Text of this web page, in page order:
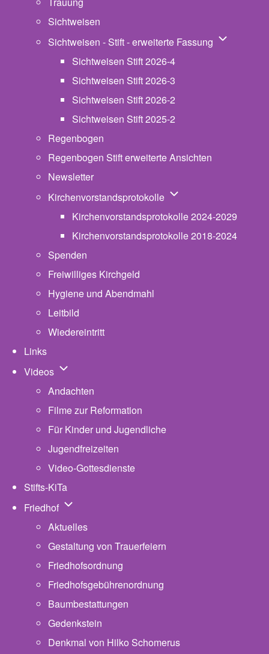
Sichtweisen
Sichtweisen - Stift - erweiterte Fassung
Sichtweisen Stift 2026-4
Sichtweisen Stift 2026-3
Sichtweisen Stift 2026-2
Sichtweisen Stift 2025-2
Regenbogen
Regenbogen Stift erweiterte Ansichten
Newsletter
Kirchenvorstandsprotokolle Unternavigation von
Kirchenvorstandsprotokolle 2024-2029
Kirchenvorstandsprotokolle 2018-2024
Spenden
Freiwilliges Kirchgeld
Hygiene und Abendmahl
Leitbild
Wiedereintritt
Links
Videos Unternavigation von Videos
Andachten
Filme zur Reformation
Für Kinder und Jugendliche
Jugendfreizeiten
Video-Gottesdienste
Stifts-KiTa
Friedhof Unternavigation von Friedhof
Aktuelles
Gestaltung von Trauerfeiern
Friedhofsordnung
Friedhofsgebührenordnung
Baumbestattungen
Gedenkstein
Denkmal von Hilko Schomerus